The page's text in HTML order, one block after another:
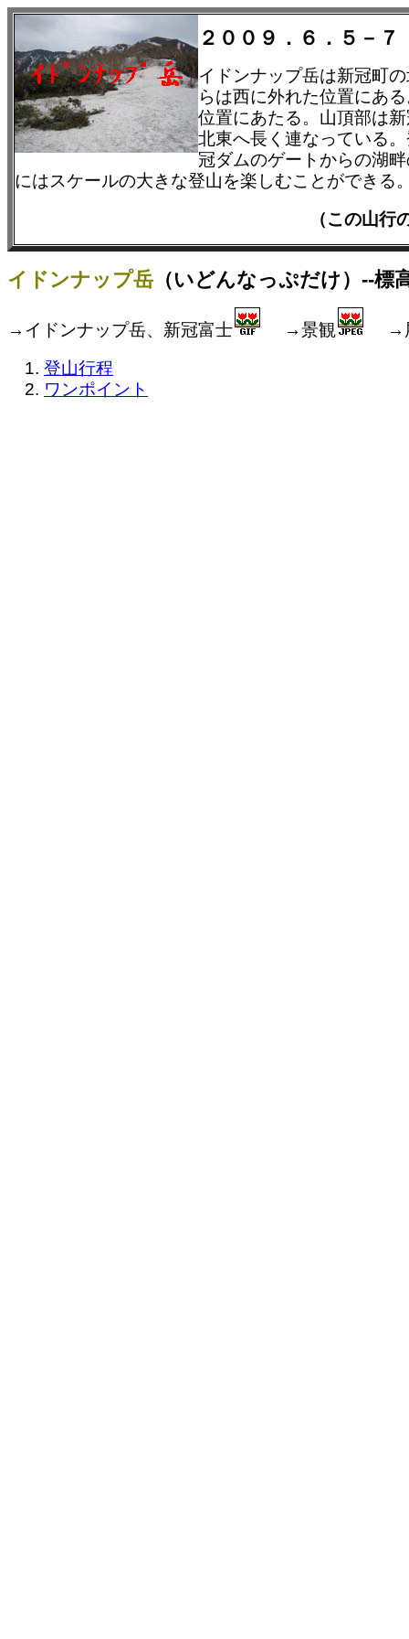
２００９．６．５－
イドンナップ岳は新冠町
らは西に外れた位置にあ
位置にあたる。山頂部は
北東へ長く連なっている
冠ダムのゲートからの湖
にはスケールの大きな登山を楽しむことができる
（この山
イドンナップ岳 （いどんなっぷだけ）--標
→イドンナップ岳、新冠富士 →景観 →
登山行程
ワンポイント